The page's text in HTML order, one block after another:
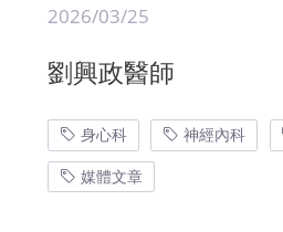
2026/03/25
劉興政醫師
身心科 神經內科
媒體文章